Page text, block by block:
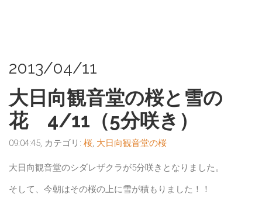
2013/04/11
大日向観音堂の桜と雪の
花 4/11（5分咲き）
09:04:45, カテゴリ: 桜, 大日向観音堂の桜
大日向観音堂のシダレザクラが5分咲きとなりました。
そして、今朝はその桜の上に雪が積もりました！！